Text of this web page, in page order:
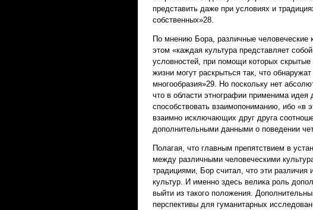
представить даже при условиях и
собственных»28.
По мнению Бора, различные человеческие
этом «каждая культура представляет
условностей, при помощи которых
жизни могут раскрыться так, что
многообразия»29. Но поскольку нет
что в области этнографии применима идея
способствовать взаимопониманию, ибо «в
взаимно исключающих друг друга
дополнительными данными о поведении
Полагая, что главным препятствием в
между различными человеческими
традициями, Бор считал, что эти различия
культур. И именно здесь велика роль
выйти из такого положения.
перспективы для гуманитарных